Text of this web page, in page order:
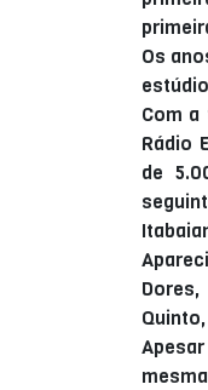
Os
Com
Rádio
de